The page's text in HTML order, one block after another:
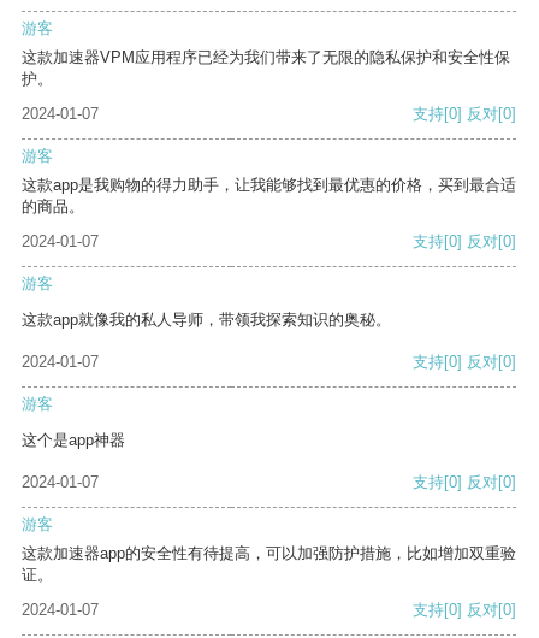
游客
这款加速器VPM应用程序已经为我们带来了无限的隐私保护和安全性保
护。
2024-01-07
支持[0] 反对[0]
游客
这款app是我购物的得力助手，让我能够找到最优惠的价格，买到最合适
的商品。
2024-01-07
支持[0] 反对[0]
游客
这款app就像我的私人导师，带领我探索知识的奥秘。
2024-01-07 支持[0] 反对[0]
游客
这个是app神器
2024-01-07 支持[0] 反对[0]
游客
这款加速器app的安全性有待提高，可以加强防护措施，比如增加双重验
证。
2024-01-07
支持[0] 反对[0]